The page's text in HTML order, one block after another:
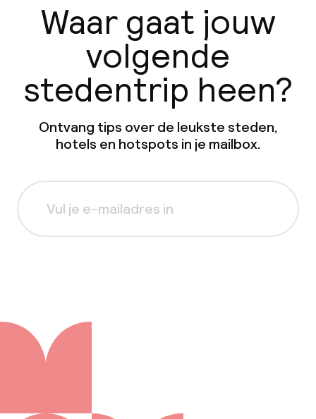
Waar gaat jouw
volgende
stedentrip heen?
Ontvang tips over de leukste steden,
hotels en hotspots in je mailbox.